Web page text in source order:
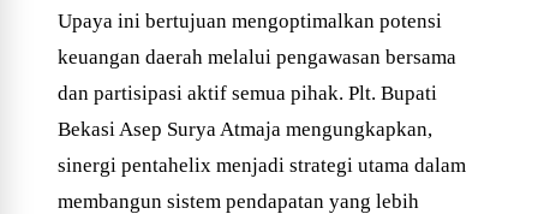
Upaya ini bertujuan mengoptimalkan potensi
keuangan daerah melalui pengawasan bersama
dan partisipasi aktif semua pihak. Plt. Bupati
Bekasi Asep Surya Atmaja mengungkapkan,
sinergi pentahelix menjadi strategi utama dalam
membangun sistem pendapatan yang lebih